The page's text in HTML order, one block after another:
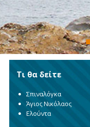
Τι θα δείτε
Σπιναλόγκα
Άγιος Νικόλαος
Ελούντα